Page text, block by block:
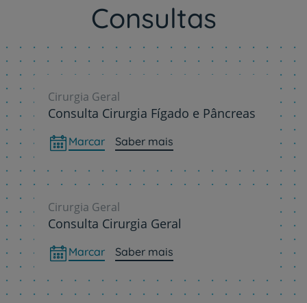
Consultas
Cirurgia Geral
Consulta Cirurgia Fígado e Pâncreas
Marcar Saber mais
Cirurgia Geral
Consulta Cirurgia Geral
Marcar Saber mais